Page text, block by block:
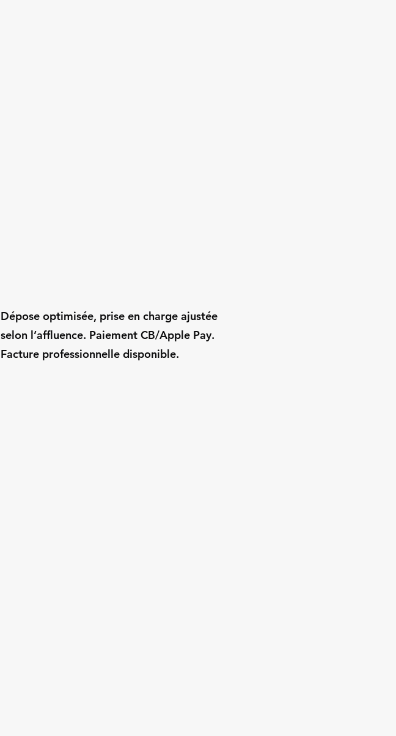
Dépose optimisée, prise en charge ajustée
selon l’affluence. Paiement CB/Apple Pay.
Facture professionnelle disponible.